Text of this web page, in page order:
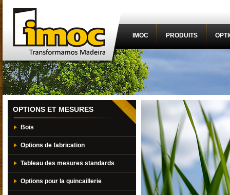
IMOC PRODUITS
OPTIONS ET MESURES
Bois
Options de fabrication
Tableau des mesures standards
Options pour la quincaillerie